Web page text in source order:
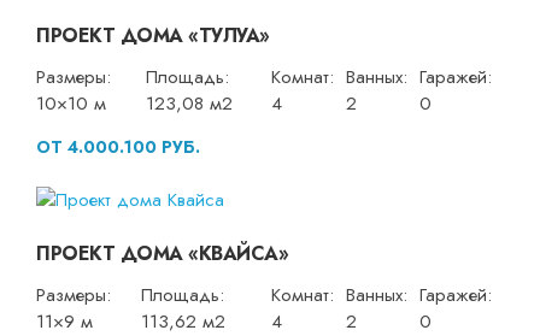
ПРОЕКТ ДОМА «ТУЛУА»
Размеры:
10×10 м
Площадь:
123,08 м2
Комнат:
4
Ванных:
2
Гаражей:
0
ОТ 4.000.100 РУБ.
ПРОЕКТ ДОМА «КВАЙСА»
Размеры:
11×9 м
Площадь:
113,62 м2
Комнат:
4
Ванных:
2
Гаражей:
0